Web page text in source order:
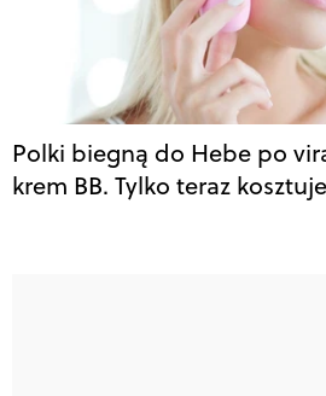
Polki biegną do Hebe po
krem BB. Tylko teraz kosztuje